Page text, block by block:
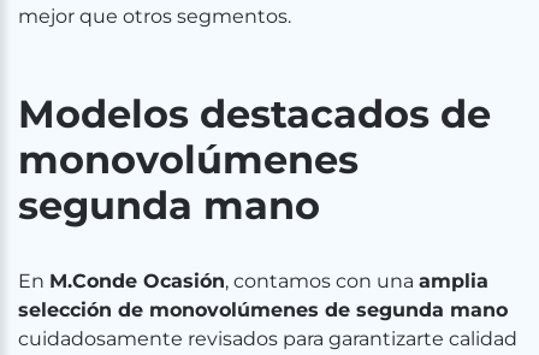
mejor que otros segmentos.
Modelos destacados de
monovolúmenes
segunda mano
En M.Conde Ocasión, contamos con una amplia
selección de monovolúmenes de segunda mano
cuidadosamente revisados para garantizarte calidad